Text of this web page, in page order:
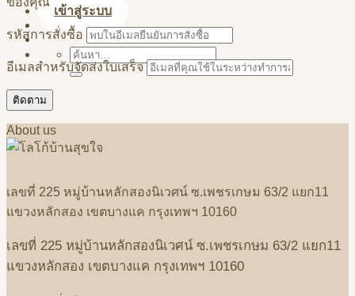
เข้าสู่ระบบ
ค้นหา:
รหัสการสั่งซื้อ
อีเมลสำหรับจัดส่งใบเสร็จ
ติดตาม
About us
เลขที่ 225 หมู่บ้านหลักสองนิเวศน์ ซ.เพชรเกษม 63/2 แยก11
แขวงหลักสอง เขตบางแค กรุงเทพฯ 10160
เลขที่ 225 หมู่บ้านหลักสองนิเวศน์ ซ.เพชรเกษม 63/2 แยก11
แขวงหลักสอง เขตบางแค กรุงเทพฯ 10160